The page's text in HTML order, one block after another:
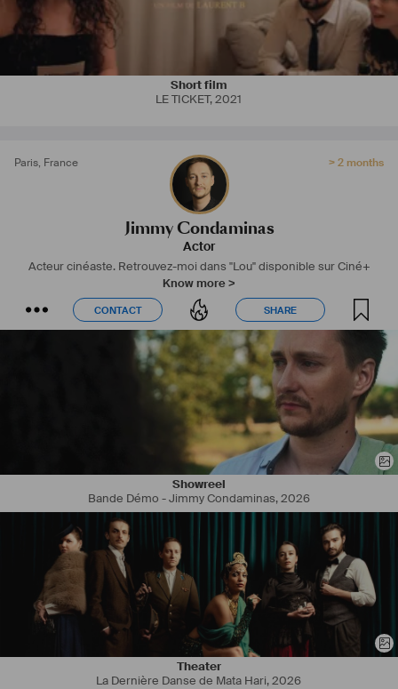
Short film
LE TICKET,2021
Paris, France > 2 months
Jimmy Condaminas
Actor
Acteur cinéaste. Retrouvez-moi dans "Lou" disponible sur Ciné+
Know more >
CONTACT SHARE
CONTACT SHARE
Showreel
Bande Démo - Jimmy Condaminas,2026
Theater
La Dernière Danse de Mata Hari,2026
J'ai été amené à travailler sur différents types de projets
(photographe
, vidéo d'entreprise, pointeur...)
Mon savoir-faire technique et artistique me permet de m’adapter
et de satisfaire vos demandes sur un grand nombre de projets.
Je suis disponible pour la réalisation de :